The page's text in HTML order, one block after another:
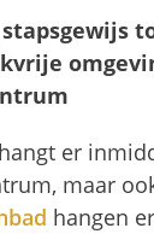
er
maar
hangen